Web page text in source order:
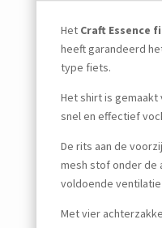
Het Craft Essence
heeft garandeerd
type fiets.
Het shirt is gemaakt
snel en effectief
De rits aan de
mesh stof onder de
voldoende ventilatie
Met vier